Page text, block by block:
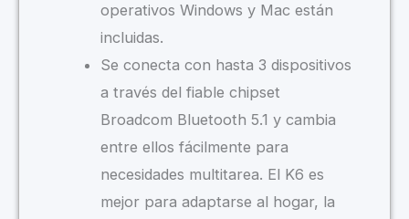
operativos Windows y Mac están
incluidas.
Se conecta con hasta 3 dispositivos
a través del fiable chipset
Broadcom Bluetooth 5.1 y cambia
entre ellos fácilmente para
necesidades multitarea. El K6 es
mejor para adaptarse al hogar, la